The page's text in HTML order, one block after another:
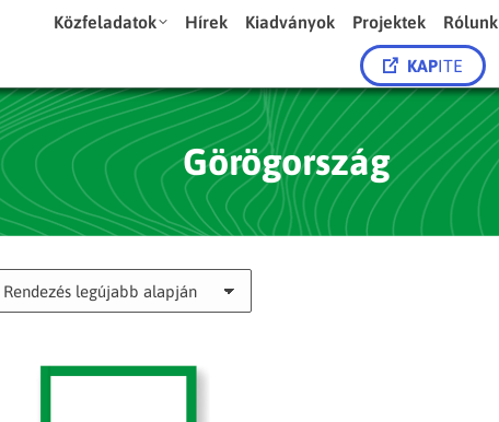
Közfeladatok Hírek Kiadványok Projektek Rólunk
KAPITE
Görögország